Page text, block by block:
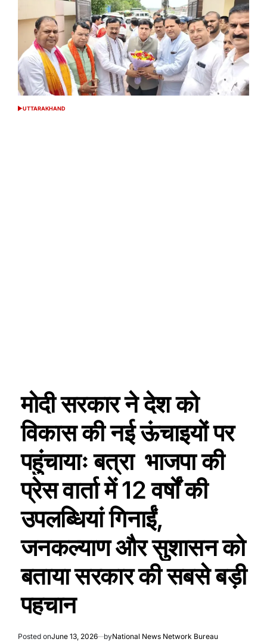
POSTED
UTTARAKHAND
मोदी सरकार ने देश को
विकास की नई ऊंचाइयों पर
पहुंचायाः बत्रा भाजपा की
प्रेस वार्ता में 12 वर्षों की
उपलब्धियां गिनाईं,
जनकल्याण और सुशासन को
बताया सरकार की सबसे बड़ी
पहचान
Posted onJune 13, 2026 byNational News Network Bureau